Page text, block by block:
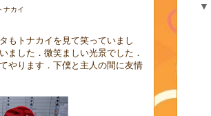
ナカイ
もトナカイを見て笑っていまし
ました．微笑ましい光景でした．
やります．下僕と主人の間に友情
▼